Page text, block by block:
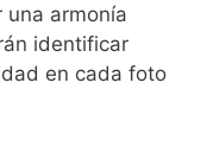
armonía
identificar
en cada foto